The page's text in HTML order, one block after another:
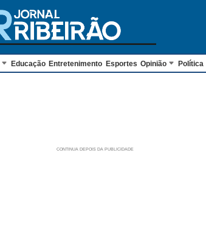
Educação Entretenimento Esportes Opinião Política